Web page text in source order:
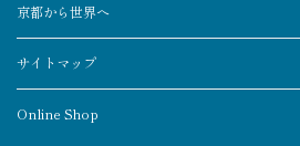
京都から世界へ
サイトマップ
Online Shop